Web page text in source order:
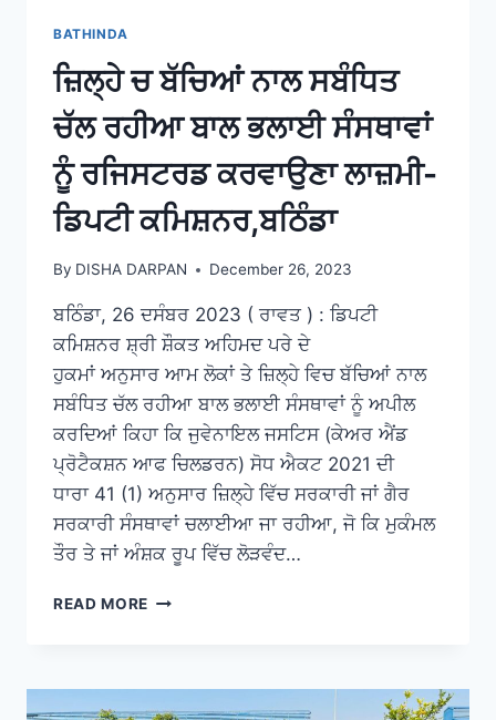
BATHINDA
ਜ਼ਿਲ੍ਹੇ ਚ ਬੱਚਿਆਂ ਨਾਲ ਸਬੰਧਿਤ
ਚੱਲ ਰਹੀਆ ਬਾਲ ਭਲਾਈ ਸੰਸਥਾਵਾਂ
ਨੂੰ ਰਜਿਸਟਰਡ ਕਰਵਾਉਣਾ ਲਾਜ਼ਮੀ-
ਡਿਪਟੀ ਕਮਿਸ਼ਨਰ,ਬਠਿੰਡਾ
By DISHA DARPAN December 26, 2023
ਬਠਿੰਡਾ, 26 ਦਸੰਬਰ 2023 ( ਰਾਵਤ ) : ਡਿਪਟੀ
ਕਮਿਸ਼ਨਰ ਸ਼੍ਰੀ ਸ਼ੌਕਤ ਅਹਿਮਦ ਪਰੇ ਦੇ
ਹੁਕਮਾਂ ਅਨੁਸਾਰ ਆਮ ਲੋਕਾਂ ਤੇ ਜ਼ਿਲ੍ਹੇ ਵਿਚ ਬੱਚਿਆਂ ਨਾਲ
ਸਬੰਧਿਤ ਚੱਲ ਰਹੀਆ ਬਾਲ ਭਲਾਈ ਸੰਸਥਾਵਾਂ ਨੂੰ ਅਪੀਲ
ਕਰਦਿਆਂ ਕਿਹਾ ਕਿ ਜੁਵੇਨਾਇਲ ਜਸਟਿਸ (ਕੇਅਰ ਐਂਡ
ਪ੍ਰੋਟੈਕਸ਼ਨ ਆਫ ਚਿਲਡਰਨ) ਸੋਧ ਐਕਟ 2021 ਦੀ
ਧਾਰਾ 41 (1) ਅਨੁਸਾਰ ਜ਼ਿਲ੍ਹੇ ਵਿੱਚ ਸਰਕਾਰੀ ਜਾਂ ਗੈਰ
ਸਰਕਾਰੀ ਸੰਸਥਾਵਾਂ ਚਲਾਈਆ ਜਾ ਰਹੀਆ, ਜੋ ਕਿ ਮੁਕੰਮਲ
ਤੌਰ ਤੇ ਜਾਂ ਅੰਸ਼ਕ ਰੂਪ ਵਿੱਚ ਲੋੜਵੰਦ…
READ MORE